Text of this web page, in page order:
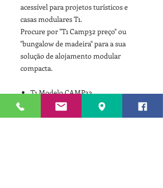
acessível para projetos turísticos e
casas modulares T1.
Procure por "T1 Camp32 preço" ou
"bungalow de madeira" para a sua
solução de alojamento modular
compacta.
T1 Modelo CAMP32
Casa de madeira pré-fabricada
Bungalow T1